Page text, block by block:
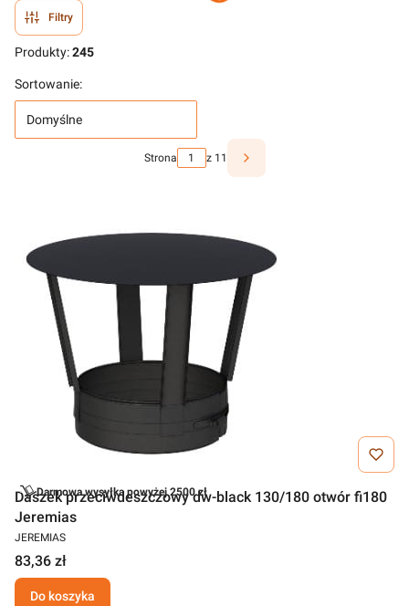
Filtry
Produkty:245
Sortowanie:
Domyślne
Strona z 11
Darmowa wysyłka powyżej 2500 zł
Daszek przeciwdeszczowy dw-black 130/180 otwór fi180
Jeremias
JEREMIAS
83,36 zł
Do koszyka